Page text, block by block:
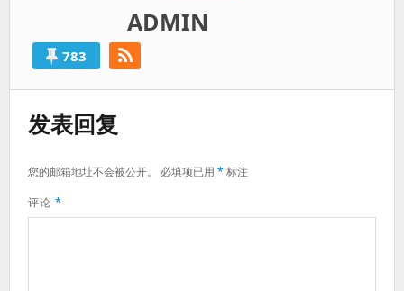
ADMIN
783
发表回复
您的邮箱地址不会被公开。 必填项已用 *标注
评论 *